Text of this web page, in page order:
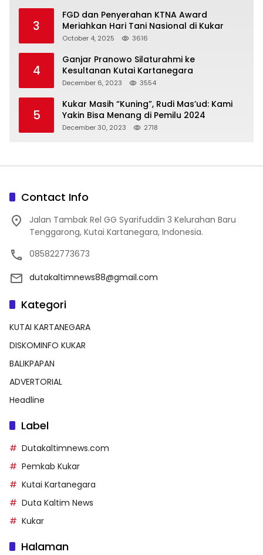
3
FGD dan Penyerahan KTNA Award
Meriahkan Hari Tani Nasional di Kukar
October 4, 2025 3616
4
Ganjar Pranowo Silaturahmi ke
Kesultanan Kutai Kartanegara
December 6, 2023 3554
5
Kukar Masih “Kuning”, Rudi Mas’ud: Kami
Yakin Bisa Menang di Pemilu 2024
December 30, 2023 2718
Contact Info
Jalan Tambak Rel GG Syarifuddin 3 Kelurahan Baru
Tenggarong, Kutai Kartanegara, Indonesia.
085822773673
dutakaltimnews88@gmail.com
Kategori
KUTAI KARTANEGARA
DISKOMINFO KUKAR
BALIKPAPAN
ADVERTORIAL
Headline
Label
Dutakaltimnews.com
Pemkab Kukar
Kutai Kartanegara
Duta Kaltim News
Kukar
Halaman